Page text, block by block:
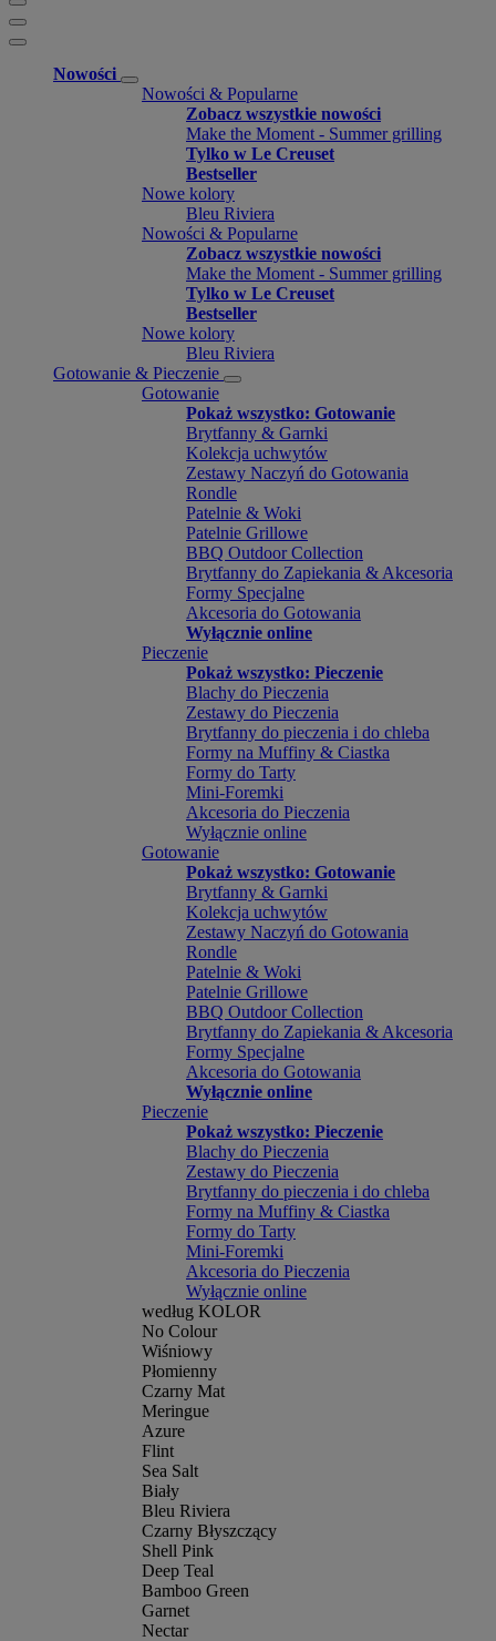
Nowości
Nowości & Popularne
Zobacz wszystkie nowości
Make the Moment - Summer grilling
Tylko w Le Creuset
Bestseller
Nowe kolory
Bleu Riviera
Nowości & Popularne
Zobacz wszystkie nowości
Make the Moment - Summer grilling
Tylko w Le Creuset
Bestseller
Nowe kolory
Bleu Riviera
Gotowanie & Pieczenie
Gotowanie
Pokaż wszystko: Gotowanie
Brytfanny & Garnki
Kolekcja uchwytów
Zestawy Naczyń do Gotowania
Rondle
Patelnie & Woki
Patelnie Grillowe
BBQ Outdoor Collection
Brytfanny do Zapiekania & Akcesoria
Formy Specjalne
Akcesoria do Gotowania
Wyłącznie online
Pieczenie
Pokaż wszystko: Pieczenie
Blachy do Pieczenia
Zestawy do Pieczenia
Brytfanny do pieczenia i do chleba
Formy na Muffiny & Ciastka
Formy do Tarty
Mini-Foremki
Akcesoria do Pieczenia
Wyłącznie online
Gotowanie
Pokaż wszystko: Gotowanie
Brytfanny & Garnki
Kolekcja uchwytów
Zestawy Naczyń do Gotowania
Rondle
Patelnie & Woki
Patelnie Grillowe
BBQ Outdoor Collection
Brytfanny do Zapiekania & Akcesoria
Formy Specjalne
Akcesoria do Gotowania
Wyłącznie online
Pieczenie
Pokaż wszystko: Pieczenie
Blachy do Pieczenia
Zestawy do Pieczenia
Brytfanny do pieczenia i do chleba
Formy na Muffiny & Ciastka
Formy do Tarty
Mini-Foremki
Akcesoria do Pieczenia
Wyłącznie online
według KOLOR
No Colour
Wiśniowy
Płomienny
Czarny Mat
Meringue
Azure
Flint
Sea Salt
Biały
Bleu Riviera
Czarny Błyszczący
Shell Pink
Deep Teal
Bamboo Green
Garnet
Nectar